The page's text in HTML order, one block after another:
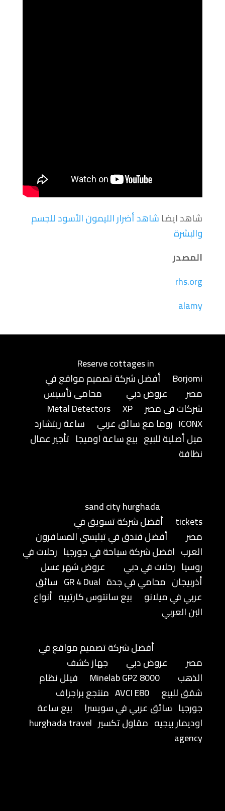
شاهد ايضا شاهد أضرار الليمون الأسود للجسم
والبشرة
المصدر
rhs.org
alamy
Reserve cottages in
Borjomi
أفضل شركة تصميم مواقع في
مصر
عروض دبي
محامى تأسيس
شركات فى مصر
Metal Detectors
XP
ICONX روما مع سائق عربي
ساعة ريتشارد
ميل أصلية للبيع بيع ساعة اوميجا تأجير عمال
نظافة
sand city hurghada
tickets
أفضل شركة تسويق في
مصر
أفضل فندق في تبليسي المسافرون
العرب افضل شركة سياحة في جورجيا رحلات في
روسيا رحلات في دبي
عروض شهر عسل
أذربيجان محامي في جدة GR 4 Dual سائق
عربي في ميلانو
بيع سانتوس كارتييه أنواع
البن العربي
أفضل شركة تصميم مواقع في
مصر
عروض دبي
جهاز كشف
الذهب
Minelab GPZ 8000
فيلل نظام
شقق للبيع
AVCI E80 منتجع براجراف
جورجيا سائق عربي في سويسرا
بيع ساعة
اوديمار بيجيه مقاول تكسير hurghada travel
agency